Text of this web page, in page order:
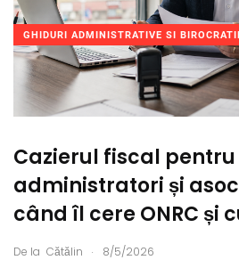
GHIDURI ADMINISTRATIVE SI
Cazierul fiscal pentru
administratori și
când îl cere ONRC și
De la Cătălin . 8/5/2026